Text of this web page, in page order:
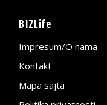
BIZLife
Impresum/O nama
Kontakt
Mapa sajta